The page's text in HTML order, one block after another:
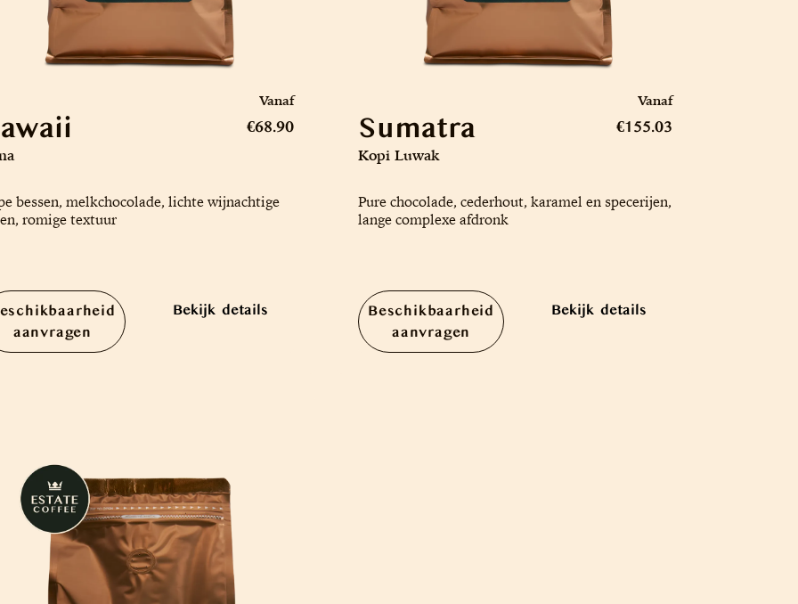
Vanaf
€68.90
bessen, melkchocolade, lichte wijnachtige
romige textuur
aanvragen
Bekijk details
Sumatra
Kopi Luwak
Vanaf
€155.03
Pure chocolade, cederhout, karamel en specerijen,
lange complexe afdronk
Beschikbaarheid
aanvragen
Bekijk details